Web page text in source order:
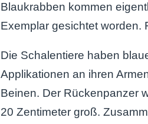
Blaukrabben kommen
Exemplar gesichtet worden.
Die Schalentiere haben
Applikationen an ihren
Beinen. Der Rückenpanzer
20 Zentimeter groß.